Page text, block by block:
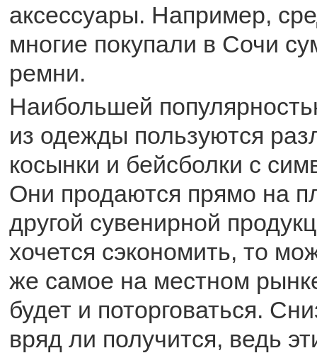
аксессуары. Например,
многие покупали в Сочи
ремни.
Наибольшей
из одежды пользуются
косынки и бейсболки с
Они продаются прямо на
другой сувенирной
хочется сэкономить, то
же самое на местном
будет и поторговаться.
вряд ли получится, ведь